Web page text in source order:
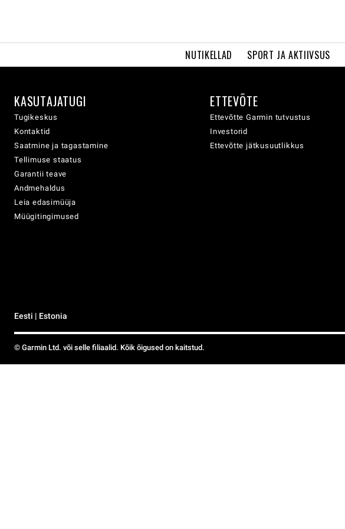
NUTIKELLAD SPORT JA AKTIIVSUS
KASUTAJATUGI
Tugikeskus
Kontaktid
Saatmine ja tagastamine
Tellimuse staatus
Garantii teave
Andmehaldus
Leia edasimüüja
Müügitingimused
ETTEVÕTE
Ettevõtte Garmin tutvustus
Investorid
Ettevõtte jätkusuutlikkus
Eesti | Estonia
© Garmin Ltd. või selle filiaalid. Kõik õigused on kaitstud.